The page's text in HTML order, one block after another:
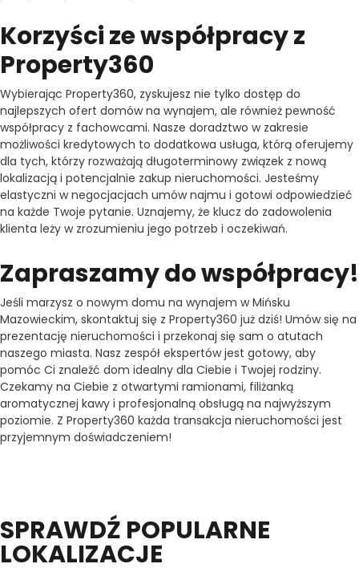
Korzyści ze współpracy z
Property360
Wybierając Property360, zyskujesz nie tylko dostęp do
najlepszych ofert domów na wynajem, ale również pewność
współpracy z fachowcami. Nasze doradztwo w zakresie
możliwości kredytowych to dodatkowa usługa, którą oferujemy
dla tych, którzy rozważają długoterminowy związek z nową
lokalizacją i potencjalnie zakup nieruchomości. Jesteśmy
elastyczni w negocjacjach umów najmu i gotowi odpowiedzieć
na każde Twoje pytanie. Uznajemy, że klucz do zadowolenia
klienta leży w zrozumieniu jego potrzeb i oczekiwań.
Zapraszamy do współpracy!
Jeśli marzysz o nowym domu na wynajem w Mińsku
Mazowieckim, skontaktuj się z Property360 już dziś! Umów się na
prezentację nieruchomości i przekonaj się sam o atutach
naszego miasta. Nasz zespół ekspertów jest gotowy, aby
pomóc Ci znaleźć dom idealny dla Ciebie i Twojej rodziny.
Czekamy na Ciebie z otwartymi ramionami, filiżanką
aromatycznej kawy i profesjonalną obsługą na najwyższym
poziomie. Z Property360 każda transakcja nieruchomości jest
przyjemnym doświadczeniem!
SPRAWDŹ POPULARNE
LOKALIZACJE